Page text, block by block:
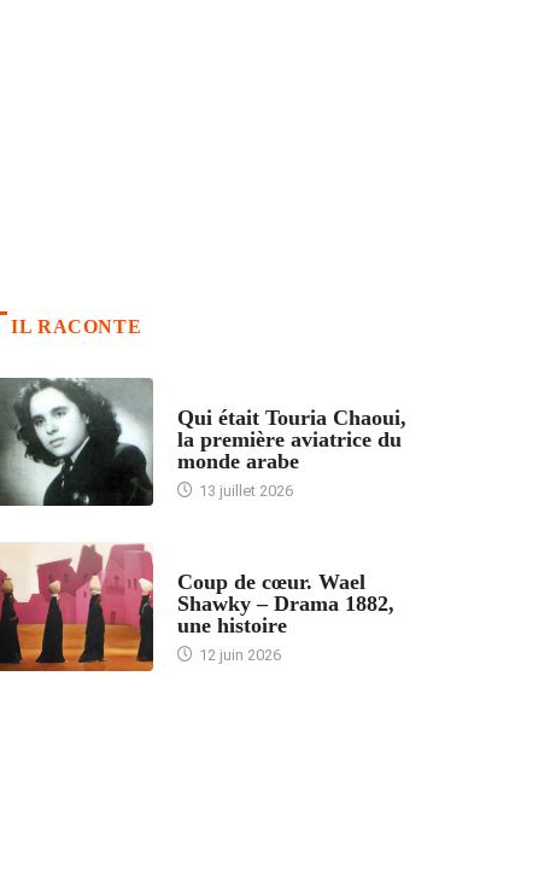
IL RACONTE
Qui était Touria Chaoui,
la première aviatrice du
monde arabe
13 juillet 2026
Coup de cœur. Wael
Shawky – Drama 1882,
une histoire
12 juin 2026